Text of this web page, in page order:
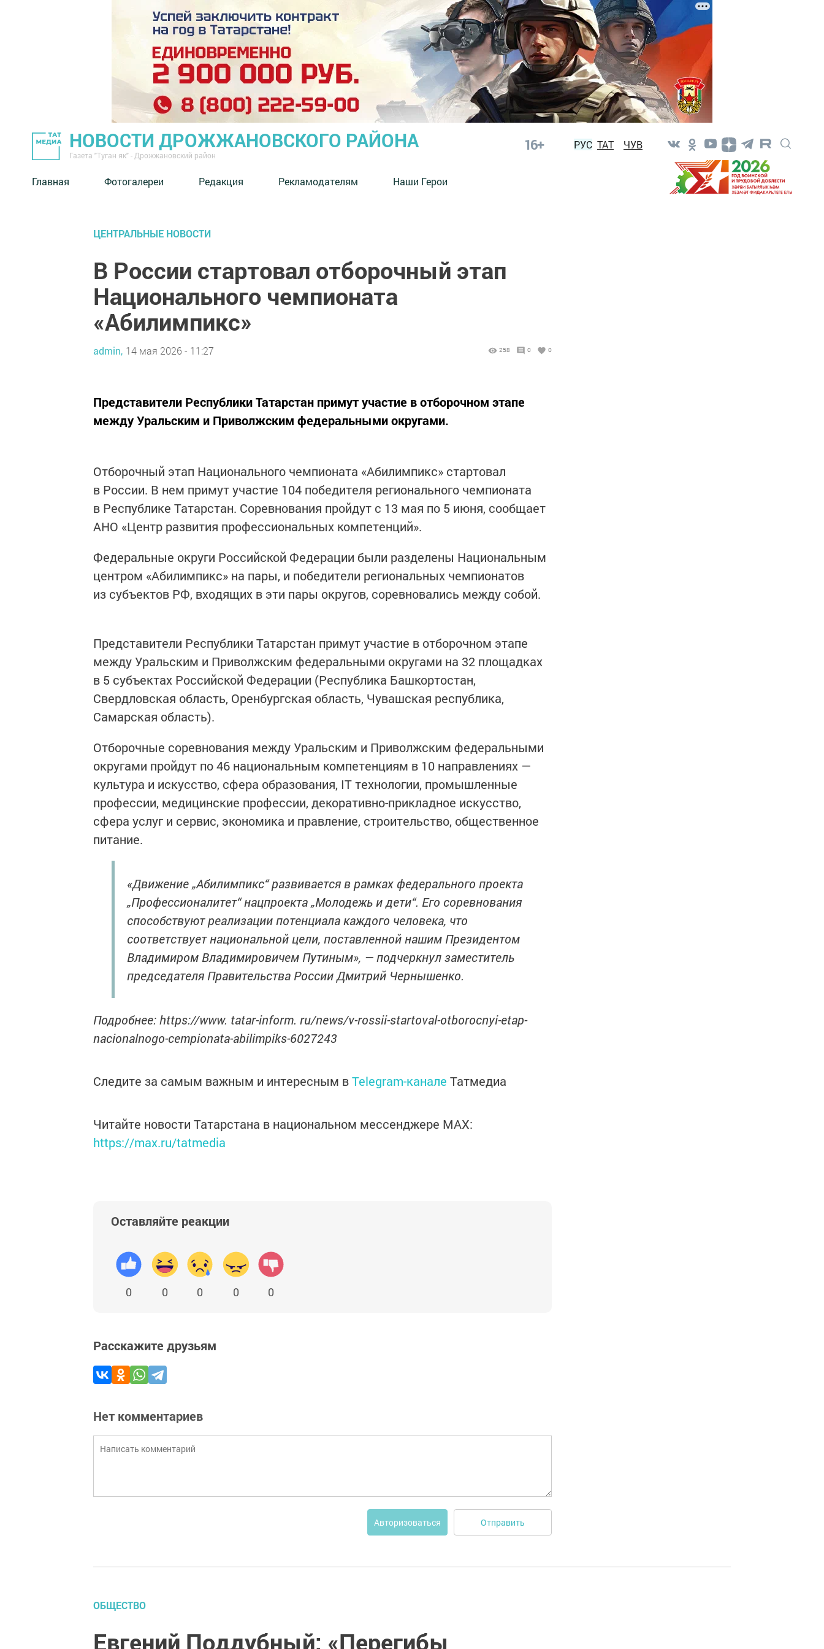
НОВОСТИ ДРОЖЖАНОВСКОГО РАЙОНА
Газета "Туган як" - Дрожжановский район
16+ РУС ТАТ ЧУВ
Главная Фотогалереи Редакция Рекламодателям Наши Герои
ЦЕНТРАЛЬНЫЕ НОВОСТИ
В России стартовал отборочный этап
Национального чемпионата
«Абилимпикс»
admin, 14 мая 2026 - 11:27 258 0 0
Представители Республики Татарстан примут участие в отборочном этапе
между Уральским и Приволжским федеральными округами.
Отборочный этап Национального чемпионата «Абилимпикс» стартовал
в России. В нем примут участие 104 победителя регионального чемпионата
в Республике Татарстан. Соревнования пройдут с 13 мая по 5 июня, сообщает
АНО «Центр развития профессиональных компетенций».
Федеральные округи Российской Федерации были разделены Национальным
центром «Абилимпикс» на пары, и победители региональных чемпионатов
из субъектов РФ, входящих в эти пары округов, соревновались между собой.
Представители Республики Татарстан примут участие в отборочном этапе
между Уральским и Приволжским федеральными округами на 32 площадках
в 5 субъектах Российской Федерации (Республика Башкортостан,
Свердловская область, Оренбургская область, Чувашская республика,
Самарская область).
Отборочные соревнования между Уральским и Приволжским федеральными
округами пройдут по 46 национальным компетенциям в 10 направлениях —
культура и искусство, сфера образования, IT технологии, промышленные
профессии, медицинские профессии, декоративно-прикладное искусство,
сфера услуг и сервис, экономика и правление, строительство, общественное
питание.
«Движение „Абилимпикс“ развивается в рамках федерального проекта
„Профессионалитет“ нацпроекта „Молодежь и дети“. Его соревнования
способствуют реализации потенциала каждого человека, что
соответствует национальной цели, поставленной нашим Президентом
Владимиром Владимировичем Путиным», — подчеркнул заместитель
председателя Правительства России Дмитрий Чернышенко.
Подробнее: https://www. tatar-inform. ru/news/v-rossii-startoval-otborocnyi-etap-
nacionalnogo-cempionata-abilimpiks-6027243
Следите за самым важным и интересным вTelegram-канале Татмедиа
Читайте новости Татарстана в национальном мессенджере MАХ:
https://max.ru/tatmedia
Оставляйте реакции
0 0 0 0 0
Расскажите друзьям
Нет комментариев
Авторизоваться Отправить
ОБЩЕСТВО
Евгений Поддубный: «Перегибы